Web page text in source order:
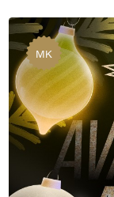
MK